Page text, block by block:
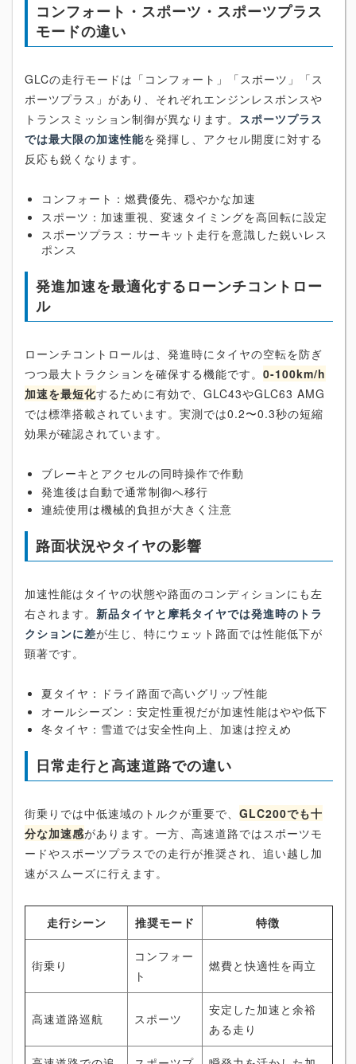
コンフォート・スポーツ・スポーツプラス
モードの違い
GLCの走行モードは「コンフォート」「スポーツ」「ス
ポーツプラス」があり、それぞれエンジンレスポンスや
トランスミッション制御が異なります。 スポーツプラス
では最大限の加速性能を発揮し、アクセル開度に対する
反応も鋭くなります。
コンフォート：燃費優先、穏やかな加速
スポーツ：加速重視、変速タイミングを高回転に設定
スポーツプラス：サーキット走行を意識した鋭いレス
ポンス
発進加速を最適化するローンチコントロー
ル
ローンチコントロールは、発進時にタイヤの空転を防ぎ
つつ最大トラクションを確保する機能です。 0-100km/h
加速を最短化するために有効で、GLC43やGLC63 AMG
では標準搭載されています。実測では0.2〜0.3秒の短縮
効果が確認されています。
ブレーキとアクセルの同時操作で作動
発進後は自動で通常制御へ移行
連続使用は機械的負担が大きく注意
路面状況やタイヤの影響
加速性能はタイヤの状態や路面のコンディションにも左
右されます。 新品タイヤと摩耗タイヤでは発進時のトラ
クションに差が生じ、特にウェット路面では性能低下が
顕著です。
夏タイヤ：ドライ路面で高いグリップ性能
オールシーズン：安定性重視だが加速性能はやや低下
冬タイヤ：雪道では安全性向上、加速は控えめ
日常走行と高速道路での違い
街乗りでは中低速域のトルクが重要で、 GLC200でも十
分な加速感があります。一方、高速道路ではスポーツモ
ードやスポーツプラスでの走行が推奨され、追い越し加
速がスムーズに行えます。
走行シーン 推奨モード 特徴
街乗り
コンフォー
ト
燃費と快適性を両立
高速道路巡航 スポーツ
安定した加速と余裕
ある走り